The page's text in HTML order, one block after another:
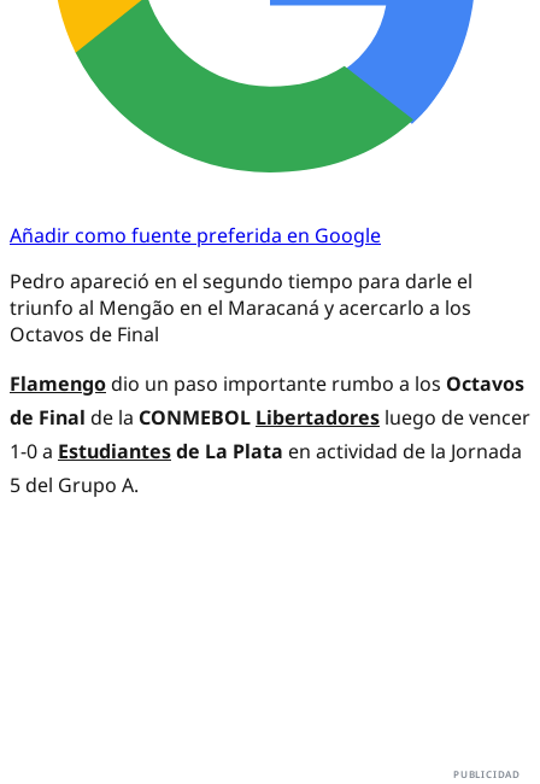
Añadir como fuente preferida en Google
Pedro apareció en el segundo tiempo para darle el
triunfo al Mengão en el Maracaná y acercarlo a los
Octavos de Final
Flamengodio un paso importante rumbo a los Octavos
de Final de la CONMEBOL Libertadores luego de vencer
1-0 a Estudiantesde La Plata en actividad de la Jornada
5 del Grupo A.